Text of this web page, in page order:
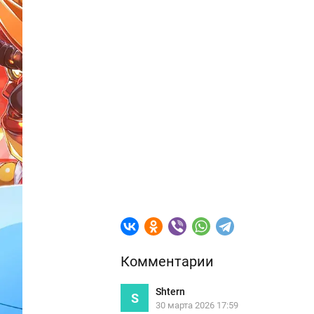
Комментарии
S Shtern
30 марта 2026 17:59